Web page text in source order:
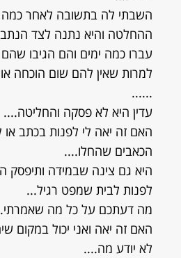
השבתי לה בתשובה לאחר כמה
ההחלטה והיא נתנה לצד הנתבע 10 ימים
עברו כמה ימים והם הגיבו
למרות שאין להם שום הוכחה
......
עדין היא לא פסקה והחליטה....
האם זה יאה לי לפנות בכתב
הכאבים שהחלו....
היא גם צינה שבמידה ותיפסק
לפנות לבית שמפט רגיל...
מה דעתכם על כל מה
האם זה יאה ואני יכול במקום
לא יודע מה....